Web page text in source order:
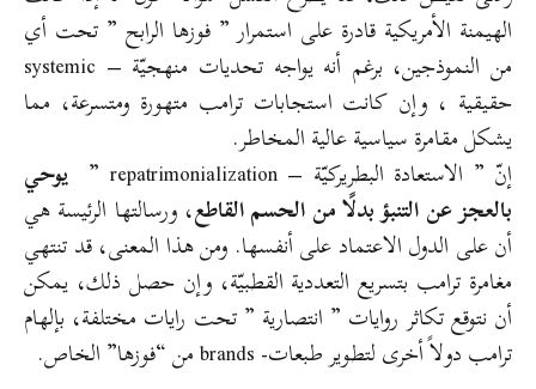
الهيمنة الأمريكية قادرة على استمرار ” فوزها الرابح ” تحت أي
من النموذجين، برغم أنه يواجه تحديات منهجيّة – systemic
حقيقية ، وإن كانت استجابات ترامب متهورة ومتسرعة، مما
يشكل مقامرة سياسية عالية المخاطر.
إنّ ” الاستعادة البطريركيّة – repatrimonialization ”
يوحي
بالعجز عن التنبؤ بدلًا من الحسم القاطع، ورسالتها الرئيسة هي
أن على الدول الاعتماد على أنفسها. ومن هذا المعنى، قد تنتهي
مغامرة ترامب بتسريع التعددية القطبيّة، وإن حصل ذلك، يمكن
أن نتوقع تكاثر روايات ” انتصارية ” تحت رايات مختلفة، بإلهام
ترامب دولاً أخرى لتطوير طبعات- brands من “فوزها” الخاص.